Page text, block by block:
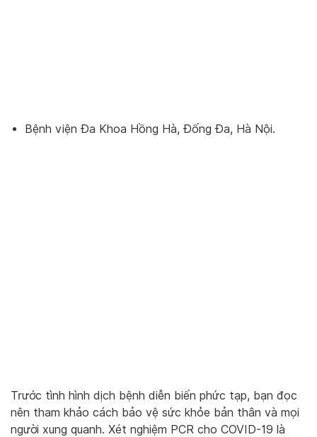
Bệnh viện Đa Khoa Hồng Hà, Đống Đa, Hà Nội.
Trước tình hình dịch bệnh diễn biến phức tạp, bạn đọc
nên tham khảo cách bảo vệ sức khỏe bản thân và mọi
người xung quanh. Xét nghiệm PCR cho COVID-19 là